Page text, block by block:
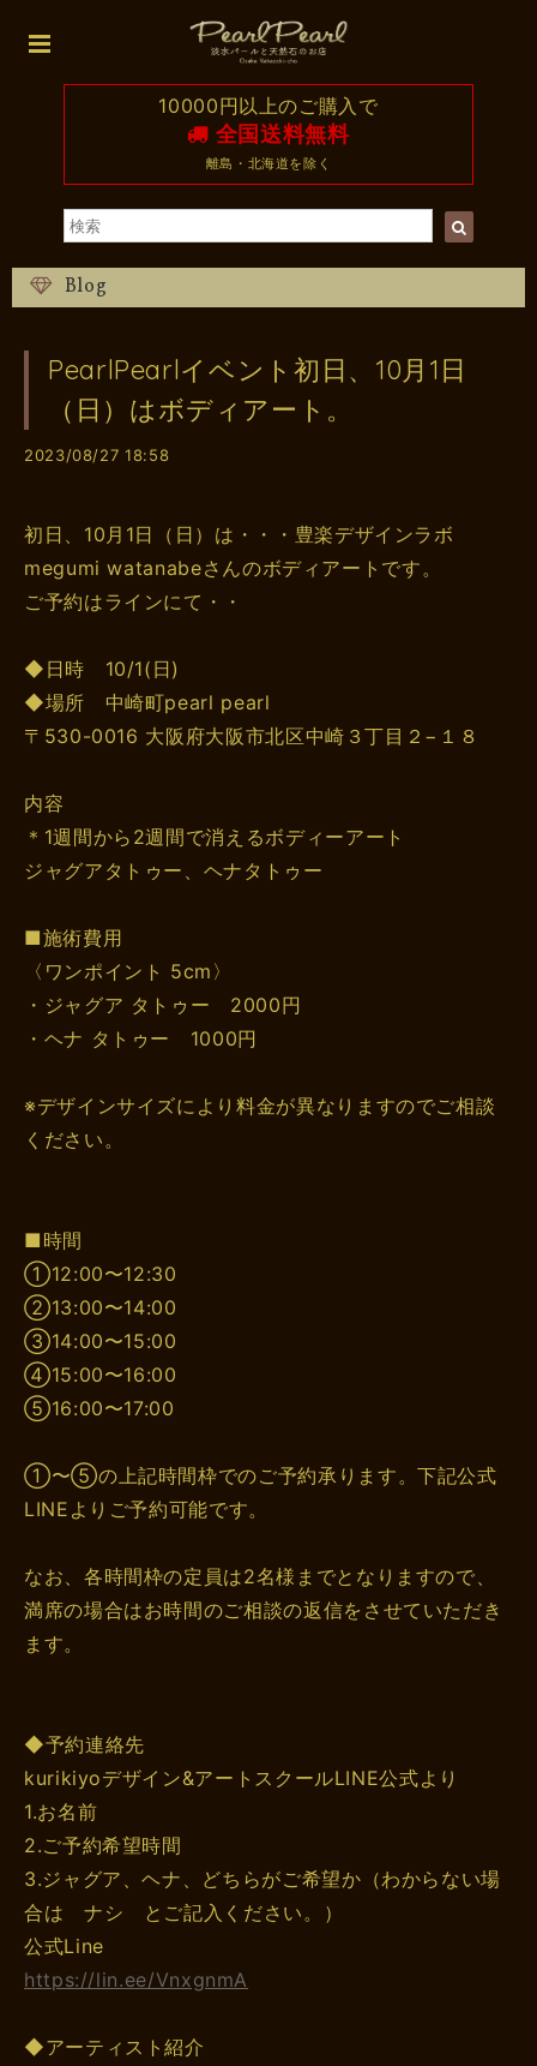
10000円以上のご購入で
全国送料無料
離島・北海道を除く
Blog
PearlPearlイベント初日、10月1日
（日）はボディアート。
2023/08/27 18:58
初日、10月1日（日）は・・・豊楽デザインラボ
megumi watanabeさんのボディアートです。
ご予約はラインにて・・
◆日時 10/1(日)
◆場所 中崎町pearl pearl
〒530-0016 大阪府大阪市北区中崎３丁目２−１８
内容
＊1週間から2週間で消えるボディーアート
ジャグアタトゥー、ヘナタトゥー
■施術費用
〈ワンポイント 5cm〉
・ジャグア タトゥー 2000円
・ヘナ タトゥー 1000円
※デザインサイズにより料金が異なりますのでご相談
ください。
■時間
①12:00〜12:30
②13:00〜14:00
③14:00〜15:00
④15:00〜16:00
⑤16:00〜17:00
①〜⑤の上記時間枠でのご予約承ります。下記公式
LINEよりご予約可能です。
なお、各時間枠の定員は2名様までとなりますので、
満席の場合はお時間のご相談の返信をさせていただき
ます。
◆予約連絡先
kurikiyoデザイン&アートスクールLINE公式より
1.お名前
2.ご予約希望時間
3.ジャグア、ヘナ、どちらがご希望か（わからない場
合は ナシ とご記入ください。）
公式Line
https://lin.ee/VnxgnmA
◆アーティスト紹介